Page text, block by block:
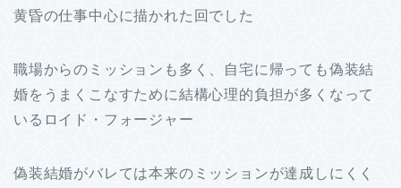
黄昏の仕事中心に描かれた回でした
職場からのミッションも多く、自宅に帰っても偽装結
婚をうまくこなすために結構心理的負担が多くなって
いるロイド・フォージャー
偽装結婚がバレては本来のミッションが達成しにくく